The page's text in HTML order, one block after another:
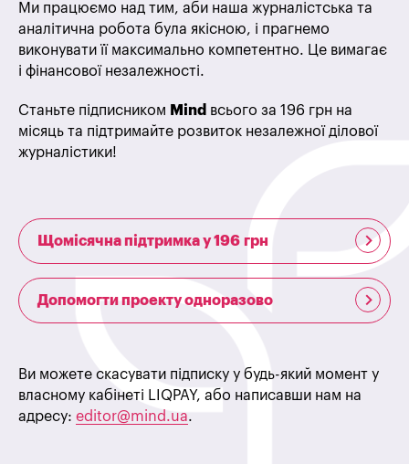
Ми працюємо над тим, аби наша журналістська та
аналітична робота була якісною, і прагнемо
виконувати її максимально компетентно. Це вимагає
і фінансової незалежності.
Станьте підписником Mind всього за 196 грн на
місяць та підтримайте розвиток незалежної ділової
журналістики!
Щомісячна підтримка у 196 грн
Допомогти проекту одноразово
Ви можете скасувати підписку у будь-який момент у
власному кабінеті LIQPAY, або написавши нам на
адресу: editor@mind.ua.